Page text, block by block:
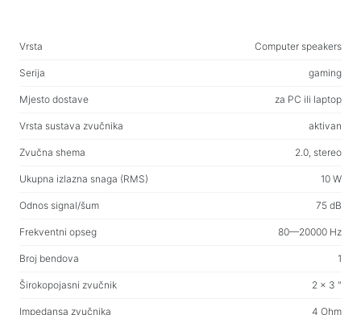
Sportske torbe
Stalci za laptope
Torbe i ruksaci za laptope
Putni ruksaci
Koferi na kotačićima
Torbe za organizaciju
Sredstva za čišćenje
Sredstva za beskontaktno čišćenje
Sprejevi, pjene, gelovi
Vrsta Computer speakers
Serija gaming
Mjesto dostave za PC ili laptop
Vrsta sustava zvučnika aktivan
Zvučna shema 2.0, stereo
Ukupna izlazna snaga (RMS) 10 W
Odnos signal/šum 75 dB
Frekventni opseg 80—20000 Hz
Broj bendova 1
Širokopojasni zvučnik 2 x 3 "
Impedansa zvučnika 4 Ohm